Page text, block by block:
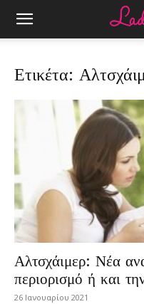
Ετικέτα:
Αλτσχάιμερ: Νέα
περιορισμό ή και
26 Ιανουαρίου 2021